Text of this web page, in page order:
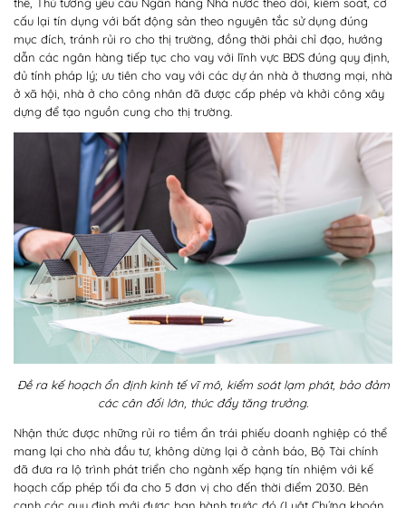
cấu lại tín dụng với bất động sản theo nguyên tắc sử dụng đúng
mục đích, tránh rủi ro cho thị trường, đồng thời phải chỉ đạo, hướng
dẫn các ngân hàng tiếp tục cho vay với lĩnh vực BĐS đúng quy định,
đủ tính pháp lý; ưu tiên cho vay với các dự án nhà ở thương mại, nhà
ở xã hội, nhà ở cho công nhân đã được cấp phép và khởi công xây
dựng để tạo nguồn cung cho thị trường.
Đề ra kế hoạch ổn định kinh tế vĩ mô, kiểm soát lạm phát, bảo đảm
các cân đối lớn, thúc đẩy tăng trưởng.
Nhận thức được những rủi ro tiềm ẩn trái phiếu doanh nghiệp có thể
mang lại cho nhà đầu tư, không dừng lại ở cảnh báo, Bộ Tài chính
đã đưa ra lộ trình phát triển cho ngành xếp hạng tín nhiệm với kế
hoạch cấp phép tối đa cho 5 đơn vị cho đến thời điểm 2030. Bên